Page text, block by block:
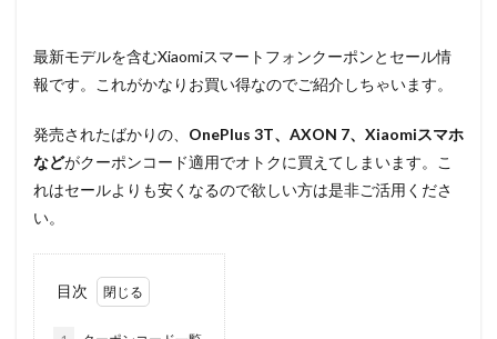
最新モデルを含むXiaomiスマートフォンクーポンとセール情
報です。これがかなりお買い得なのでご紹介しちゃいます。
発売されたばかりの、 OnePlus 3T、AXON 7、Xiaomiスマホ
などがクーポンコード適用でオトクに買えてしまいます。こ
れはセールよりも安くなるので欲しい方は是非ご活用くださ
い。
目次